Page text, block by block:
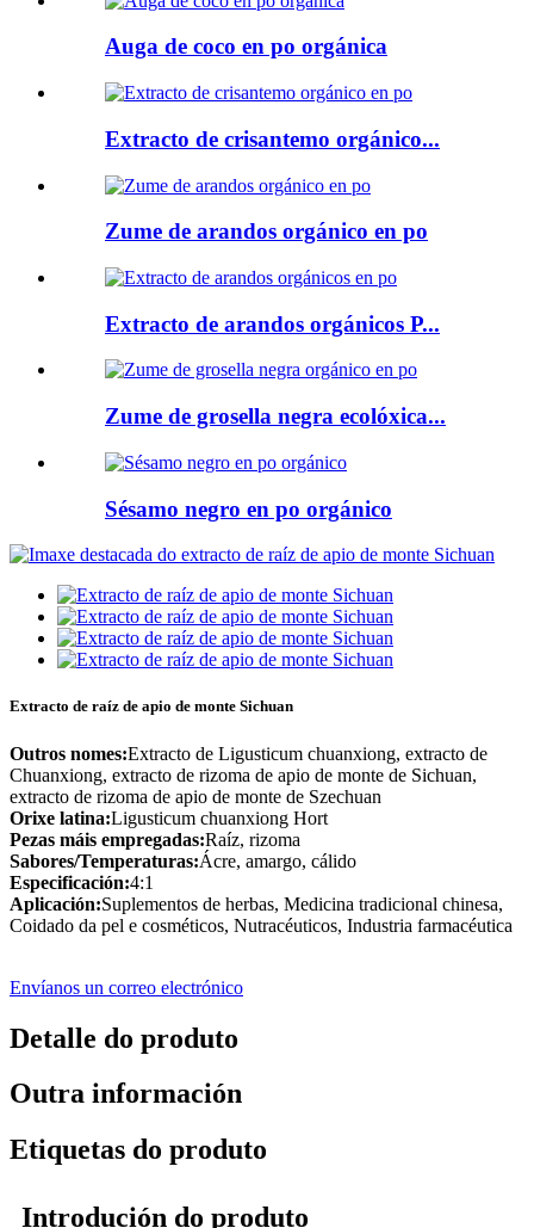
Auga de coco en po orgánica
Extracto de crisantemo orgánico...
Zume de arandos orgánico en po
Extracto de arandos orgánicos P...
Zume de grosella negra ecolóxica...
Sésamo negro en po orgánico
Extracto de raíz de apio de monte Sichuan
Outros nomes:Extracto de Ligusticum chuanxiong, extracto de
Chuanxiong, extracto de rizoma de apio de monte de Sichuan,
extracto de rizoma de apio de monte de Szechuan
Orixe latina:Ligusticum chuanxiong Hort
Pezas máis empregadas:Raíz, rizoma
Sabores/Temperaturas:Ácre, amargo, cálido
Especificación:4:1
Aplicación:Suplementos de herbas, Medicina tradicional chinesa,
Coidado da pel e cosméticos, Nutracéuticos, Industria farmacéutica
Envíanos un correo electrónico
Detalle do produto
Outra información
Etiquetas do produto
Introdución do produto